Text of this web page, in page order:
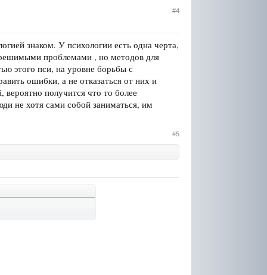
#4
знаком. У психологии есть одна черта,
проблемами , но методов для
этого пси, на уровне борьбы с
ошибки, а не отказаться от них и
получится что то более
не хотя сами собой заниматься, им
#5